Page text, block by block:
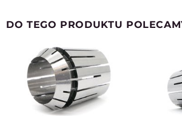
DO TEGO PRODUKTU